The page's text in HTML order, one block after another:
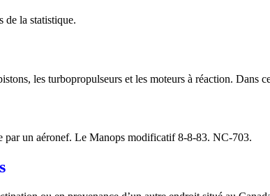
de la statistique.
les turbopropulseurs et les moteurs à réaction.
par un aéronef. Le Manops modificatif 8-8-83. NC-703.